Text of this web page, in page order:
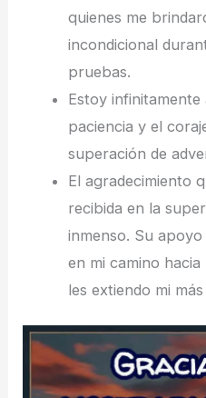
quienes me
incondicional
pruebas.
Estoy
paciencia y el
superación de
El agradecimiento
recibida en la
inmenso. Su
en mi camino
les extiendo mi